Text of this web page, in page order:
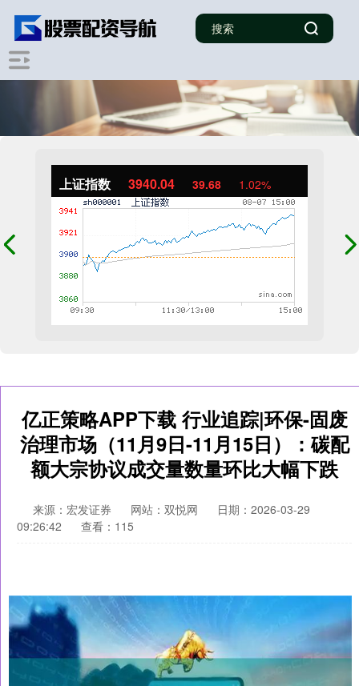
上证指数 3940.04 39.68 1.02%
亿正策略APP下载 行业追踪|环保-固废
治理市场（11月9日-11月15日）：碳配
额大宗协议成交量数量环比大幅下跌
来源：宏发证券 网站：双悦网
日期：2026-03-29
09:26:42
查看：115